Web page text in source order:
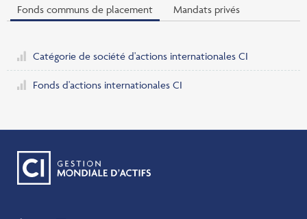
Fonds communs de placement Mandats privés
Catégorie de société d'actions internationales CI
Fonds d'actions internationales CI